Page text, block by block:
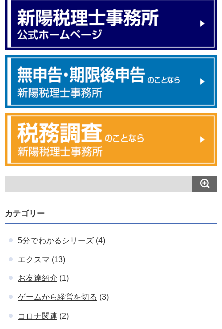
カテゴリー
5分でわかるシリーズ (4)
エクスマ (13)
お友達紹介 (1)
ゲームから経営を切る (3)
コロナ関連 (2)